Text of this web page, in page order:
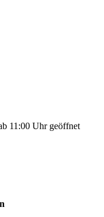
11:00 Uhr geöffnet